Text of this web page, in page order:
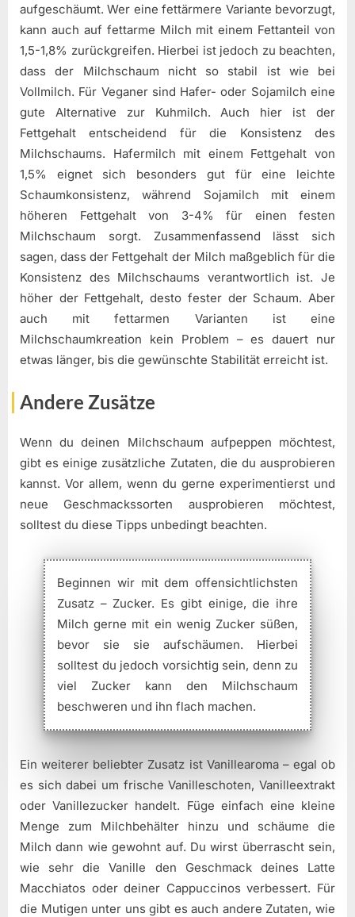
aufgeschäumt. Wer eine fettärmere Variante bevorzugt,
kann auch auf fettarme Milch mit einem Fettanteil von
1,5-1,8% zurückgreifen. Hierbei ist jedoch zu beachten,
dass der Milchschaum nicht so stabil ist wie bei
Vollmilch. Für Veganer sind Hafer- oder Sojamilch eine
gute Alternative zur Kuhmilch. Auch hier ist der
Fettgehalt entscheidend für die Konsistenz des
Milchschaums. Hafermilch mit einem Fettgehalt von
1,5% eignet sich besonders gut für eine leichte
Schaumkonsistenz, während Sojamilch mit einem
höheren Fettgehalt von 3-4% für einen festen
Milchschaum sorgt. Zusammenfassend lässt sich
sagen, dass der Fettgehalt der Milch maßgeblich für die
Konsistenz des Milchschaums verantwortlich ist. Je
höher der Fettgehalt, desto fester der Schaum. Aber
auch mit fettarmen Varianten ist eine
Milchschaumkreation kein Problem – es dauert nur
etwas länger, bis die gewünschte Stabilität erreicht ist.
Andere Zusätze
Wenn du deinen Milchschaum aufpeppen möchtest,
gibt es einige zusätzliche Zutaten, die du ausprobieren
kannst. Vor allem, wenn du gerne experimentierst und
neue Geschmackssorten ausprobieren möchtest,
solltest du diese Tipps unbedingt beachten.
Beginnen wir mit dem offensichtlichsten
Zusatz – Zucker. Es gibt einige, die ihre
Milch gerne mit ein wenig Zucker süßen,
bevor sie sie aufschäumen. Hierbei
solltest du jedoch vorsichtig sein, denn zu
viel Zucker kann den Milchschaum
beschweren und ihn flach machen.
Ein weiterer beliebter Zusatz ist Vanillearoma – egal ob
es sich dabei um frische Vanilleschoten, Vanilleextrakt
oder Vanillezucker handelt. Füge einfach eine kleine
Menge zum Milchbehälter hinzu und schäume die
Milch dann wie gewohnt auf. Du wirst überrascht sein,
wie sehr die Vanille den Geschmack deines Latte
Macchiatos oder deiner Cappuccinos verbessert. Für
die Mutigen unter uns gibt es auch andere Zutaten, wie